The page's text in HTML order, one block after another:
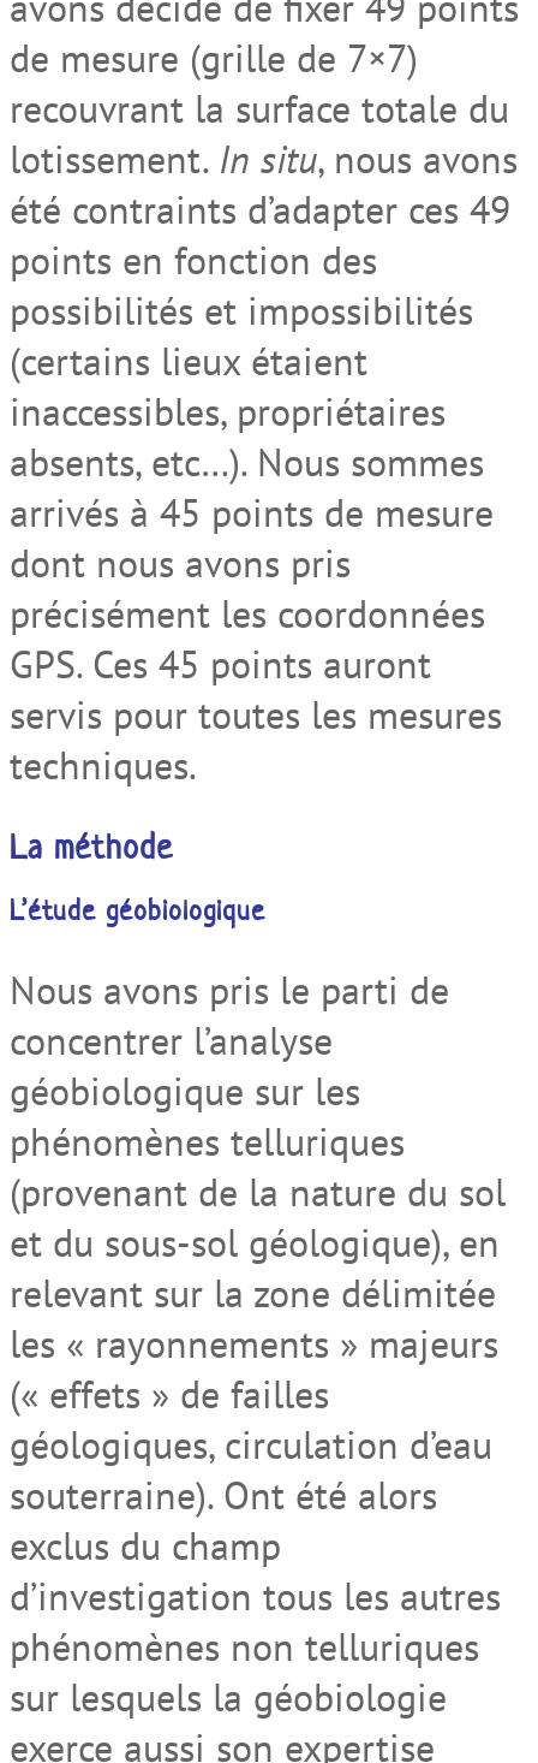
de mesure (grille de 7×7)
recouvrant la surface totale du
lotissement. In situ, nous avons
été contraints d’adapter ces 49
points en fonction des
possibilités et impossibilités
(certains lieux étaient
inaccessibles, propriétaires
absents, etc…). Nous sommes
arrivés à 45 points de mesure
dont nous avons pris
précisément les coordonnées
GPS. Ces 45 points auront
servis pour toutes les mesures
techniques.
La méthode
L’étude géobiologique
Nous avons pris le parti de
concentrer l’analyse
géobiologique sur les
phénomènes telluriques
(provenant de la nature du sol
et du sous-sol géologique), en
relevant sur la zone délimitée
les « rayonnements » majeurs
(« effets » de failles
géologiques, circulation d’eau
souterraine). Ont été alors
exclus du champ
d’investigation tous les autres
phénomènes non telluriques
sur lesquels la géobiologie
exerce aussi son expertise